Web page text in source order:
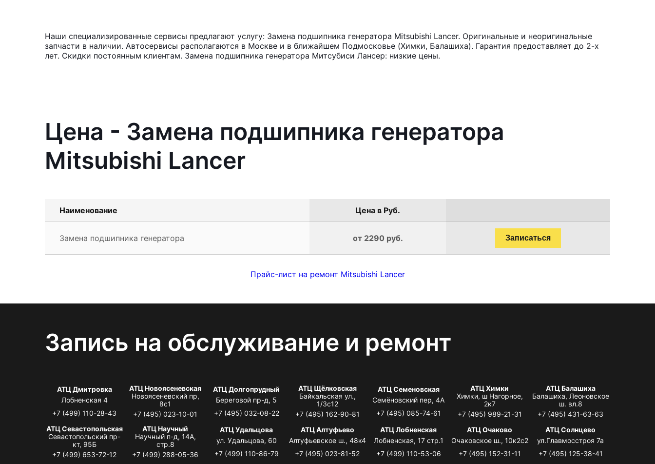
Наши специализированные сервисы предлагают услугу: Замена подшипника генератора Mitsubishi Lancer. Оригинальные и неоригинальные
запчасти в наличии. Автосервисы располагаются в Москве и в ближайшем Подмосковье (Химки, Балашиха). Гарантия предоставляет до 2-х
лет. Скидки постоянным клиентам. Замена подшипника генератора Митсубиси Лансер: низкие цены.
Цена - Замена подшипника генератора
Mitsubishi Lancer
Наименование Цена в Руб.
Замена подшипника генератора от 2290 руб. Записаться
Прайс-лист на ремонт Mitsubishi Lancer
Запись на обслуживание и ремонт
АТЦ Дмитровка
Лобненская 4
+7 (499) 110-28-43
АТЦ Новоясеневская
Новоясеневский пр,
8с1
+7 (495) 023-10-01
АТЦ Долгопрудный
Береговой пр-д, 5
+7 (495) 032-08-22
АТЦ Щёлковская
Байкальская ул.,
1/3с12
+7 (495) 162-90-81
АТЦ Семеновская
Семёновский пер, 4А
+7 (495) 085-74-61
АТЦ Химки
Химки, ш Нагорное,
2к7
+7 (495) 989-21-31
АТЦ Балашиха
Балашиха, Леоновское
ш. вл.8
+7 (495) 431-63-63
АТЦ Севастопольская
Севастопольский пр-
кт, 95Б
+7 (499) 653-72-12
АТЦ Научный
Научный п-д, 14А,
стр.8
+7 (499) 288-05-36
АТЦ Удальцова
ул. Удальцова, 60
+7 (499) 110-86-79
АТЦ Алтуфьево
Алтуфьевское ш., 48к4
+7 (495) 023-81-52
АТЦ Лобненская
Лобненская, 17 стр.1
+7 (499) 110-53-06
АТЦ Очаково
Очаковское ш., 10к2с2
+7 (495) 152-31-11
АТЦ Солнцево
ул.Главмосстроя 7а
+7 (495) 125-38-41